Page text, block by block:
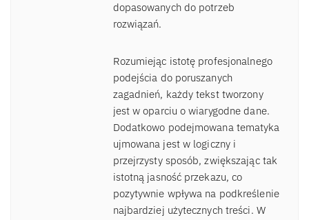
dopasowanych do potrzeb
rozwiązań.
Rozumiejąc istotę profesjonalnego
podejścia do poruszanych
zagadnień, każdy tekst tworzony
jest w oparciu o wiarygodne dane.
Dodatkowo podejmowana tematyka
ujmowana jest w logiczny i
przejrzysty sposób, zwiększając tak
istotną jasność przekazu, co
pozytywnie wpływa na podkreślenie
najbardziej użytecznych treści. W